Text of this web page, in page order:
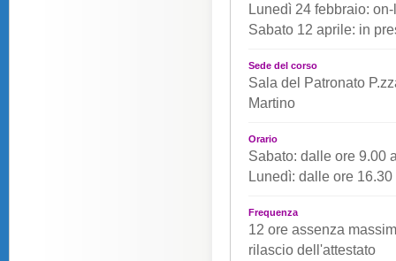
Lunedì 24 febbraio:
Sabato 12 aprile: in
Sede del corso
Sala del Patronato
Martino
Orario
Sabato: dalle ore 9.00
Lunedì: dalle ore
Frequenza
12 ore assenza
rilascio dell'attestato